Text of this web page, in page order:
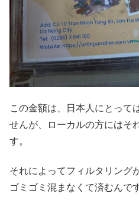
この金額は、日本人にとって
せんが、ローカルの方にはそ
す。
それによってフィルタリング
ゴミゴミ混まなくて済むんで